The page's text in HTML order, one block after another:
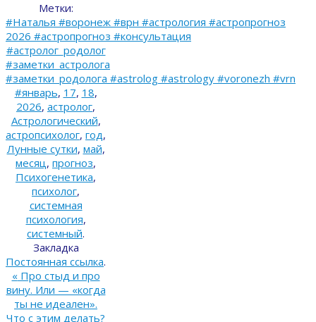
Метки:
#Наталья #воронеж #врн #астрология #астропрогноз
2026 #астропрогноз #консультация
#астролог_родолог
#заметки_астролога
#заметки_родолога #astrolog #astrology #voronezh #vrn
#январь, 17, 18,
2026, астролог,
Астрологический,
астропсихолог, год,
Лунные сутки, май,
месяц, прогноз,
Психогенетика,
психолог,
системная
психология,
системный.
Закладка
Постоянная ссылка.
«Про стыд и про
вину. Или — «когда
ты не идеален».
Что с этим делать?